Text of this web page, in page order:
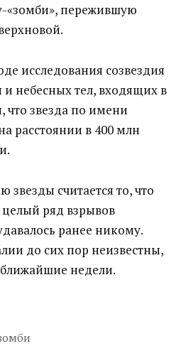
«зомби», пережившую
исследования созвездия
небесных тел, входящих в
что звезда по имени
расстоянии в 400 млн
звезды считается то, что
ряд взрывов
ранее никому.
до сих пор неизвестны,
недели.